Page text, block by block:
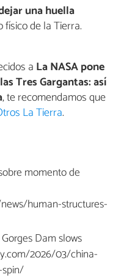
una huella
de la Tierra.
a La NASA pone
Tres Gargantas: así
, te recomendamos que
La Tierra.
momento de
human-structures-
Dam slows
2026/03/china-